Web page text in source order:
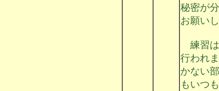
秘密が
お願い
練習は
行われ
かない
もいつ